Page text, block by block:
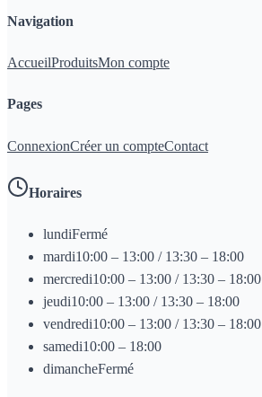
Navigation
AccueilProduitsMon compte
Pages
ConnexionCréer un compteContact
Horaires
lundiFermé
mardi10:00 – 13:00 / 13:30 – 18:00
mercredi10:00 – 13:00 / 13:30 – 18:00
jeudi10:00 – 13:00 / 13:30 – 18:00
vendredi10:00 – 13:00 / 13:30 – 18:00
samedi10:00 – 18:00
dimancheFermé